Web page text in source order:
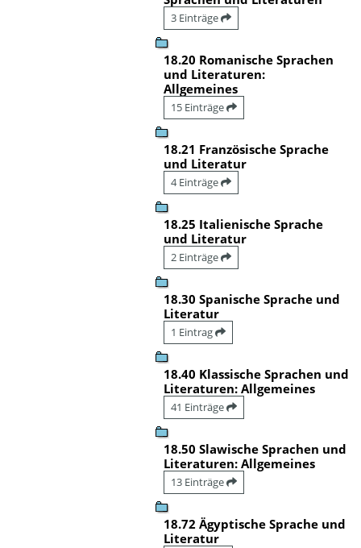
3 Einträge
18.20 Romanische Sprachen
und Literaturen:
Allgemeines
15 Einträge
18.21 Französische Sprache
und Literatur
4 Einträge
18.25 Italienische Sprache
und Literatur
2 Einträge
18.30 Spanische Sprache und
Literatur
1 Eintrag
18.40 Klassische Sprachen und
Literaturen: Allgemeines
41 Einträge
18.50 Slawische Sprachen und
Literaturen: Allgemeines
13 Einträge
18.72 Ägyptische Sprache und
Literatur